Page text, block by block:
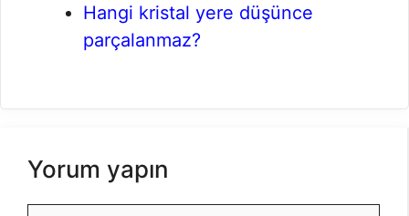
Hangi kristal yere düşünce
parçalanmaz?
Yorum yapın